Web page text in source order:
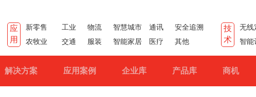
应
用
新零售 工业 物流 智慧城市 通讯
安全追溯
农牧业
交通 服装 智能家居 医疗 其他
技
术
无线
智能
解决方案 应用案例 企业库 产品库 商机